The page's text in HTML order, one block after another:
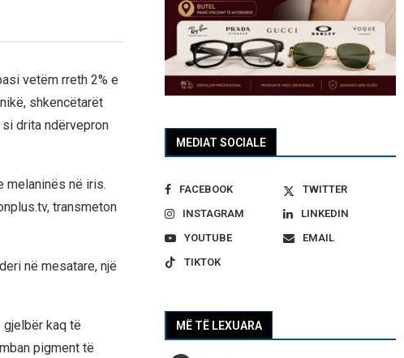
vetëm rreth 2% e
shkencëtarët
drita ndërvepron
melaninës në iris.
transmeton
në mesatare, një
kaq të
pigment të
MEDIAT SOCIALE
FACEBOOK
TWITTER
INSTAGRAM
LINKEDIN
YOUTUBE
EMAIL
TIKTOK
MË TË LEXUARA